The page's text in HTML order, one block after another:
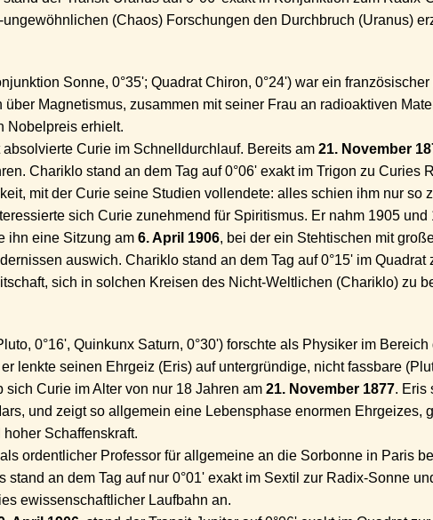
(Chaos) Forschungen den Durchbruch (Uranus)
Sonne, 0°35'; Quadrat Chiron, 0°24') war ein
über Magnetismus, zusammen mit seiner Frau an radioaktiven
Nobelpreis erhielt.
Curie im Schnelldurchlauf. Bereits am 21. November
Chariklo stand an dem Tag auf 0°06' exakt im Trigon zu Curies
mit der Curie seine Studien vollendete: alles schien ihm nur so
sich Curie zunehmend für Spiritismus. Er nahm 1905
ihn eine Sitzung am 6. April 1906, bei der ein Stehtischen mit
auswich. Chariklo stand an dem Tag auf 0°15' im Quadrat
sich in solchen Kreisen des Nicht-Weltlichen (Chariklo) zu
0°16', Quinkunx Saturn, 0°30') forschte als Physiker im
lenkte seinen Ehrgeiz (Eris) auf untergründige, nicht fassbare
Curie im Alter von nur 18 Jahren am 21. November 1877. Eris
und zeigt so allgemein eine Lebensphase enormen Ehrgeizes,
Schaffenskraft.
ordentlicher Professor für allgemeine an die Sorbonne in Paris
stand an dem Tag auf nur 0°01' exakt im Sextil zur Radix-Sonne
ewissenschaftlicher Laufbahn an.